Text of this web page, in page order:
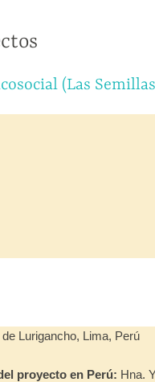
(Las
Lurigancho, Lima, Perú
proyecto en Perú: Hna.